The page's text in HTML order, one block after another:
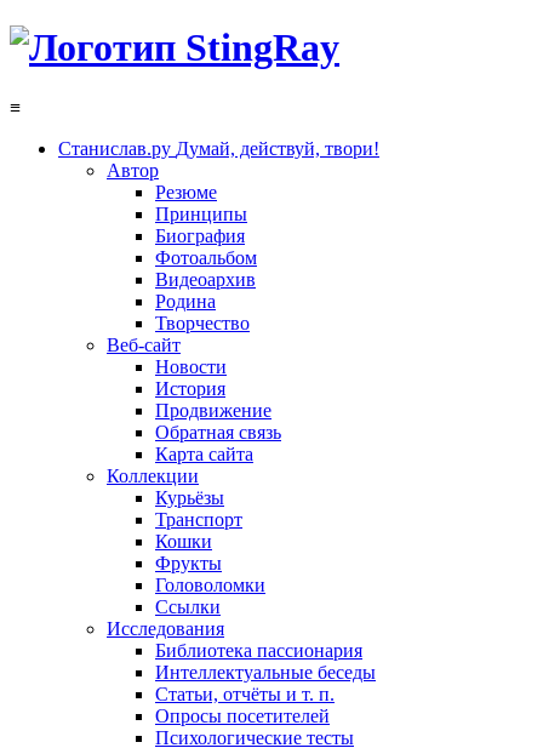
≡
Станислав.ру Думай, действуй, твори!
Автор
Резюме
Принципы
Биография
Фотоальбом
Видеоархив
Родина
Творчество
Веб-сайт
Новости
История
Продвижение
Обратная связь
Карта сайта
Коллекции
Курьёзы
Транспорт
Кошки
Фрукты
Головоломки
Ссылки
Исследования
Библиотека пассионария
Интеллектуальные беседы
Статьи, отчёты и т. п.
Опросы посетителей
Психологические тесты